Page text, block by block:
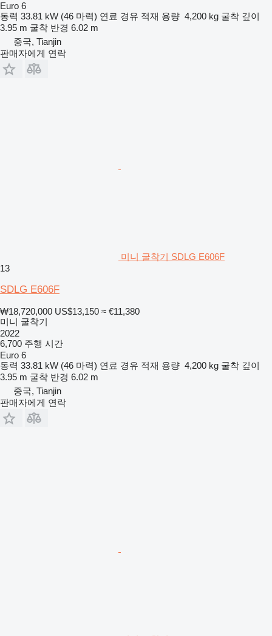
Euro 6
동력 33.81 kW (46 마력) 연료 경유 적재 용량 4,200 kg 굴착 깊이
3.95 m 굴착 반경 6.02 m
중국, Tianjin
판매자에게 연락
미니 굴착기 SDLG E606F
13
SDLG E606F
₩18,720,000 US$13,150 ≈ €11,380
미니 굴착기
2022
6,700 주행 시간
Euro 6
동력 33.81 kW (46 마력) 연료 경유 적재 용량 4,200 kg 굴착 깊이
3.95 m 굴착 반경 6.02 m
중국, Tianjin
판매자에게 연락